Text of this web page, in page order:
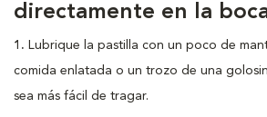
directamente en la
1. Lubrique la pastilla con un poco de
comida enlatada o un trozo de una
sea más fácil de tragar.